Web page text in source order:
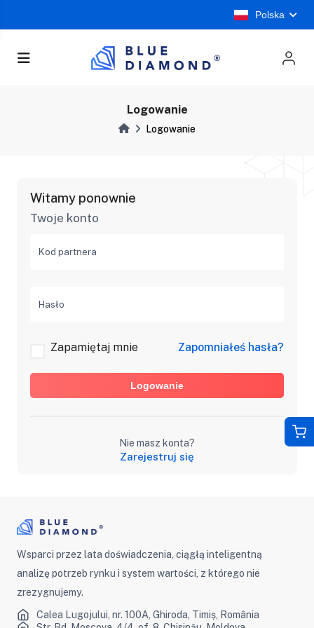
Polska
Logowanie
Logowanie
Witamy ponownie
Twoje konto
Kod partnera
Hasło
Zapamiętaj mnie Zapomniałeś hasła?
Logowanie
Nie masz konta?
Zarejestruj się
Wsparci przez lata doświadczenia, ciągłą inteligentną
analizę potrzeb rynku i system wartości, z którego nie
zrezygnujemy.
Calea Lugojului, nr. 100A, Ghiroda, Timiș, România